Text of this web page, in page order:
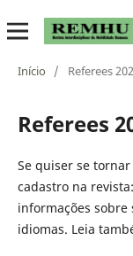
Início / Referees
Referees
Se quiser se
cadastro na
informações
idiomas. Leia